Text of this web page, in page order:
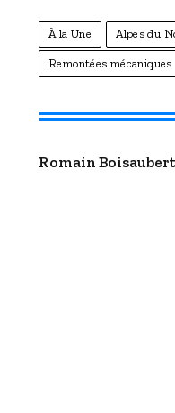
À la Une Alpes du
Remontées mécaniques
Romain Boisaubert